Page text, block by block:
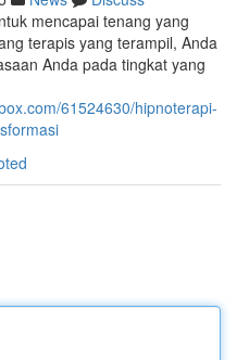
mencapai tenang yang
terapis yang terampil, Anda
Anda pada tingkat yang
61524630/hipnoterapi-